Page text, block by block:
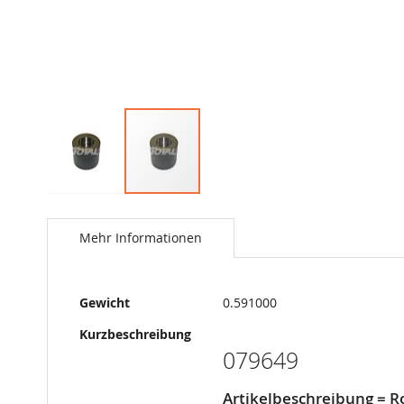
zum
AnfangMehr Informationen
Mehr
Informationen
Gewicht
0.591000
Kurzbeschreibung
079649
Artikelbeschreibung =